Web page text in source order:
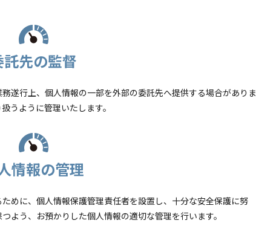
託先の監督
遂行上、個人情報の一部を外部の委託先へ提供する場合がありま
うように管理いたします。
情報の管理
めに、個人情報保護管理責任者を設置し、十分な安全保護に努
よう、お預かりした個人情報の適切な管理を行います。